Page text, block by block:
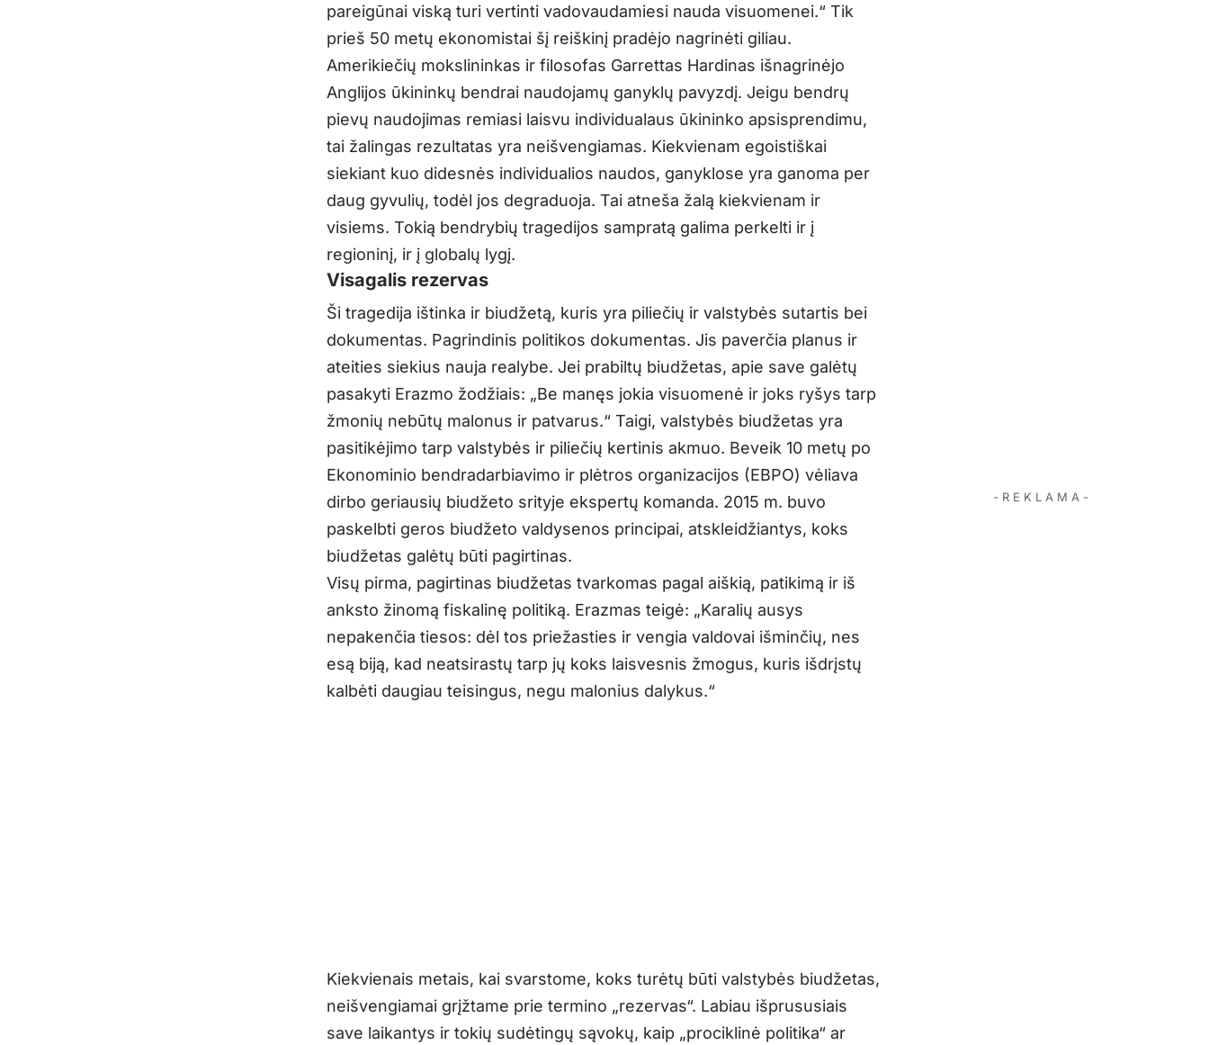
pareigūnai viską turi vertinti vadovaudamiesi nauda visuomenei.“ Tik
prieš 50 metų ekonomistai šį reiškinį pradėjo nagrinėti giliau.
Amerikiečių mokslininkas ir filosofas Garrettas Hardinas išnagrinėjo
Anglijos ūkininkų bendrai naudojamų ganyklų pavyzdį. Jeigu bendrų
pievų naudojimas remiasi laisvu individualaus ūkininko apsisprendimu,
tai žalingas rezultatas yra neišvengiamas. Kiekvienam egoistiškai
siekiant kuo didesnės individualios naudos, ganyklose yra ganoma per
daug gyvulių, todėl jos degraduoja. Tai atneša žalą kiekvienam ir
visiems. Tokią bendrybių tragedijos sampratą galima perkelti ir į
regioninį, ir į globalų lygį.
Visagalis rezervas
Ši tragedija ištinka ir biudžetą, kuris yra piliečių ir valstybės sutartis bei
dokumentas. Pagrindinis politikos dokumentas. Jis paverčia planus ir
ateities siekius nauja realybe. Jei prabiltų biudžetas, apie save galėtų
pasakyti Erazmo žodžiais: „Be manęs jokia visuomenė ir joks ryšys tarp
žmonių nebūtų malonus ir patvarus.“ Taigi, valstybės biudžetas yra
pasitikėjimo tarp valstybės ir piliečių kertinis akmuo. Beveik 10 metų po
Ekonominio bendradarbiavimo ir plėtros organizacijos (EBPO) vėliava
dirbo geriausių biudžeto srityje ekspertų komanda. 2015 m. buvo
paskelbti geros biudžeto valdysenos principai, atskleidžiantys, koks
biudžetas galėtų būti pagirtinas.
Visų pirma, pagirtinas biudžetas tvarkomas pagal aiškią, patikimą ir iš
anksto žinomą fiskalinę politiką. Erazmas teigė: „Karalių ausys
nepakenčia tiesos: dėl tos priežasties ir vengia valdovai išminčių, nes
esą biją, kad neatsirastų tarp jų koks laisvesnis žmogus, kuris išdrįstų
kalbėti daugiau teisingus, negu malonius dalykus.“
Kiekvienais metais, kai svarstome, koks turėtų būti valstybės biudžetas,
neišvengiamai grįžtame prie termino „rezervas“. Labiau išprususiais
save laikantys ir tokių sudėtingų sąvokų, kaip „prociklinė politika“ ar
- R E K L A M A -